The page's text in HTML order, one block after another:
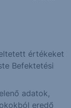
értékeket
Befektetési
adatok,
eredő